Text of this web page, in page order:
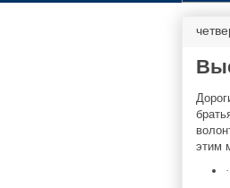
этим
·